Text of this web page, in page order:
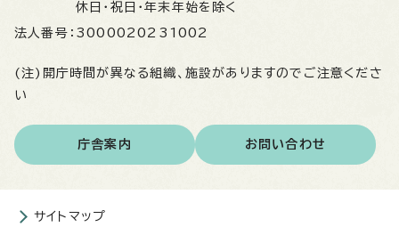
休日・祝日・年末年始を除く
法人番号： 3000020231002
(注)開庁時間が異なる組織、施設がありますのでご注意くださ
い
庁舎案内 お問い合わせ
サイトマップ